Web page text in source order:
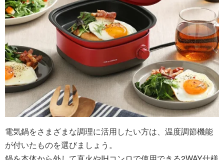
電気鍋をさまざまな調理に活用したい方は、温度調節機能
が付いたものを選びましょう。